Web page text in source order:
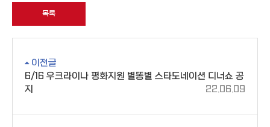
목록
이전글
6/16 우크라이나 평화지원 별똥별 스타도네이션 디너쇼 공
지
22.06.09